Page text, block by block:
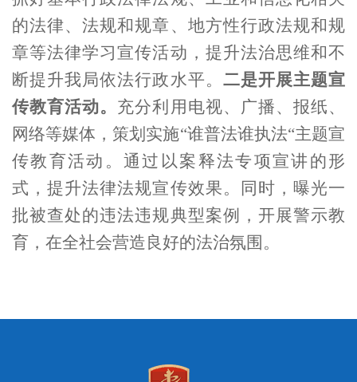
的法律、法规和规章、地方性行政法规和规
章等法律学习宣传活动，提升法治思维和不
断提升我局依法行政水平。 二是开展主题宣
传教育活动。 充分利用电视、广播、报纸、
网络等媒体，策划实施“谁普法谁执法“主题宣
传教育活动。通过以案释法专项宣讲的形
式，提升法律法规宣传效果。同时，曝光一
批被查处的违法违规典型案例，开展警示教
育，在全社会营造良好的法治氛围。